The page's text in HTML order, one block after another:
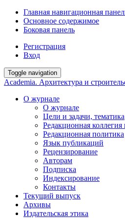
Главная навигационная
Основное содержимое
Боковая панель
Регистрация
Вход
Toggle navigation
Academia. Архитектура и
О журнале
О журнале
Цели и задачи, тематика
Редакционная
Редакционная политика
Язык публикаций
Рецензирование
Авторам
Подписка
Индексирование
Контакты
Текущий выпуск
Архивы
Издательская этика